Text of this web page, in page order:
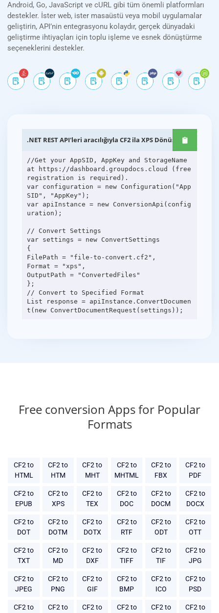
Android, Go, JavaScript ve cURL gibi tüm önemli platformları
destekler. İster web, ister masaüstü veya mobil uygulamalar
geliştirin, API’nin entegrasyonu kolaydır, gerçek dünyadaki
geliştirme ihtiyaçları için toplu işleme ve esnek dönüştürme
seçeneklerini destekler.
.NET REST API'leri aracılığıyla CF2 ila XPS Dönüşümü
//Get your AppSID, AppKey and StorageName
at https://dashboard.groupdocs.cloud (free
registration is required).
var configuration = new Configuration("App
SID", "AppKey");
var apiInstance = new ConversionApi(config
uration);
// Convert Settings
var settings = new ConvertSettings
{
FilePath = "file-to-convert.cf2",
Format = "xps",
OutputPath = "ConvertedFiles"
};
// Convert to Specified Format
List response = apiInstance.ConvertDocumen
Free conversion Apps for Popular
Formats
CF2 to
HTML
CF2 to
HTM
CF2 to
MHT
CF2 to
MHTML
CF2 to
FBX
CF2 to
PDF
CF2 to
EPUB
CF2 to
XPS
CF2 to
TEX
CF2 to
DOC
CF2 to
DOCM
CF2 to
DOCX
CF2 to
DOT
CF2 to
DOTM
CF2 to
DOTX
CF2 to
RTF
CF2 to
ODT
CF2 to
OTT
CF2 to
TXT
CF2 to
MD
CF2 to
DXF
CF2 to
TIFF
CF2 to
TIF
CF2 to
JPG
CF2 to
JPEG
CF2 to
PNG
CF2 to
GIF
CF2 to
BMP
CF2 to
ICO
CF2 to
PSD
CF2 to
CF2 to
CF2 to
CF2 to
CF2 to
CF2 to